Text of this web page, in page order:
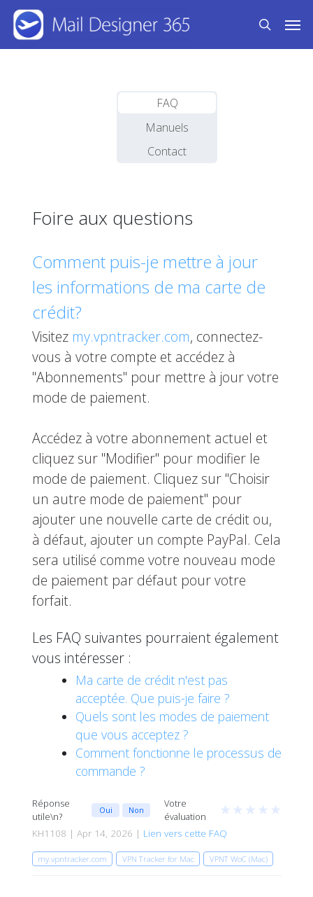
Skip
main
search
FAQ
Manuels
Contact
Foire aux questions
Comment puis-je mettre à jour
les informations de ma carte de
crédit?
Visitez my.vpntracker.com, connectez-
vous à votre compte et accédez à
"Abonnements" pour mettre à jour votre
mode de paiement.
Accédez à votre abonnement actuel et
cliquez sur "Modifier" pour modifier le
mode de paiement. Cliquez sur "Choisir
un autre mode de paiement" pour
ajouter une nouvelle carte de crédit ou,
à défaut, ajouter un compte PayPal. Cela
sera utilisé comme votre nouveau mode
de paiement par défaut pour votre
forfait.
Les FAQ suivantes pourraient également
vous intéresser :
Ma carte de crédit n'est pas
acceptée. Que puis-je faire ?
Quels sont les modes de paiement
que vous acceptez ?
Comment fonctionne le processus de
commande ?
Réponse
utile\n?
Oui Non
Votre
évaluation
★ ★ ★ ★ ★
KH1108 | Apr 14, 2026 | Lien vers cette FAQ
my.vpntracker.com VPN Tracker for Mac VPNT WoC (Mac)